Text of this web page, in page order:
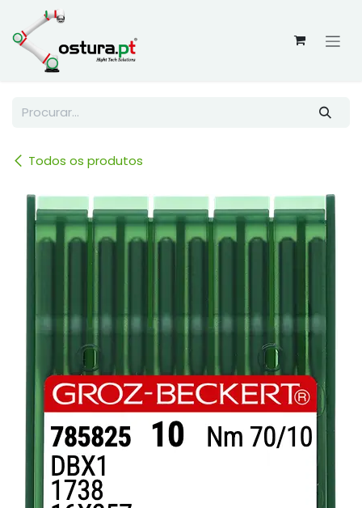
Skip to Content
Todos os produtos